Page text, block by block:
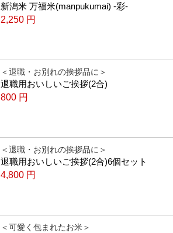
新潟米 万福米(manpukumai) -彩-
2,250 円
＜退職・お別れの挨拶品に＞
退職用おいしいご挨拶(2合)
800 円
＜退職・お別れの挨拶品に＞
退職用おいしいご挨拶(2合)6個セット
4,800 円
＜可愛く包まれたお米＞